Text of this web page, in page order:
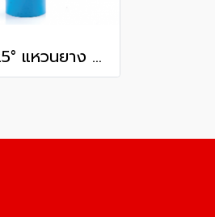
ข้อโค้ง 11.25° แหวนยาง ES1 SCG ขนาด 250 มม. (10 นิ้ว ) ชั้น 13.5